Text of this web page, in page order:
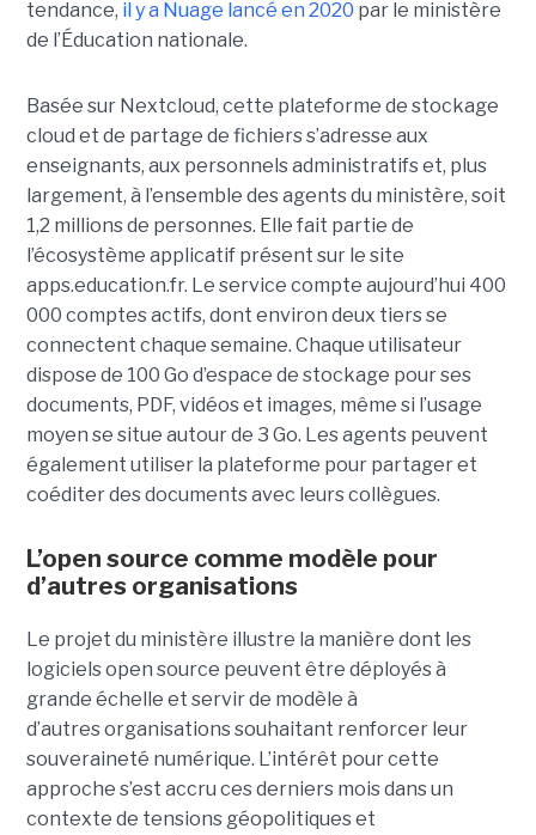
tendance, il y a Nuage lancé en 2020 par le ministère
de l’Éducation nationale.
Basée sur Nextcloud, cette plateforme de stockage
cloud et de partage de fichiers s’adresse aux
enseignants, aux personnels administratifs et, plus
largement, à l’ensemble des agents du ministère, soit
1,2 millions de personnes. Elle fait partie de
l’écosystème applicatif présent sur le site
apps.education.fr. Le service compte aujourd’hui 400
000 comptes actifs, dont environ deux tiers se
connectent chaque semaine. Chaque utilisateur
dispose de 100 Go d’espace de stockage pour ses
documents, PDF, vidéos et images, même si l’usage
moyen se situe autour de 3 Go. Les agents peuvent
également utiliser la plateforme pour partager et
coéditer des documents avec leurs collègues.
L’open source comme modèle pour
d’autres organisations
Le projet du ministère illustre la manière dont les
logiciels open source peuvent être déployés à
grande échelle et servir de modèle à
d’autres organisations souhaitant renforcer leur
souveraineté numérique. L’intérêt pour cette
approche s’est accru ces derniers mois dans un
contexte de tensions géopolitiques et